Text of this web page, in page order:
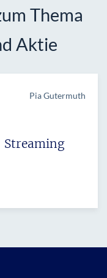
Thema
Aktie
Pia Gutermuth
Streaming